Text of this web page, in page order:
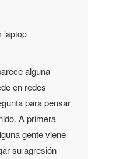
alguna
en redes
para pensar
A primera
gente viene
su agresión